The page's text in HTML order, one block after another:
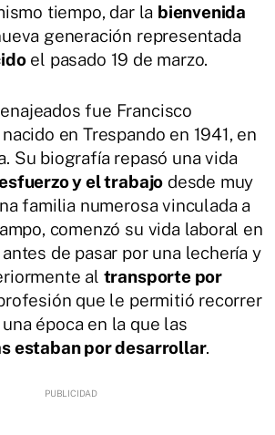
tiempo, dar la bienvenida
generación representada
el pasado 19 de marzo.
fue Francisco
en Trespando en 1941, en
Su biografía repasó una vida
y el trabajo desde muy
familia numerosa vinculada a
comenzó su vida laboral en
de pasar por una lechería y
al transporte por
que le permitió recorrer
época en la que las
estaban por desarrollar.